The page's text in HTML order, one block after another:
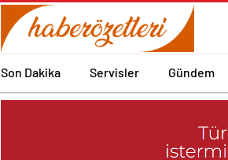
Son Dakika Servisler Gündem